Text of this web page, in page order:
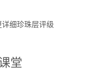
细珍珠层评级
堂